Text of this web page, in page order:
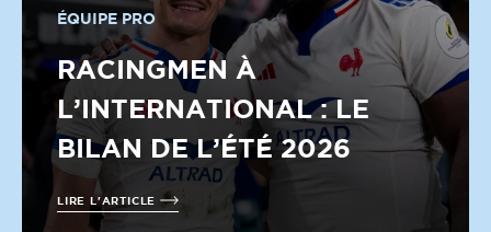
ÉQUIPE PRO
RACINGMEN À
L’INTERNATIONAL : LE
BILAN DE L’ÉTÉ 2026
LIRE L'ARTICLE